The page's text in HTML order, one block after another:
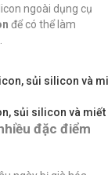
ngoài dụng cụ
để có thể làm
sủi silicon và
đặc điểm